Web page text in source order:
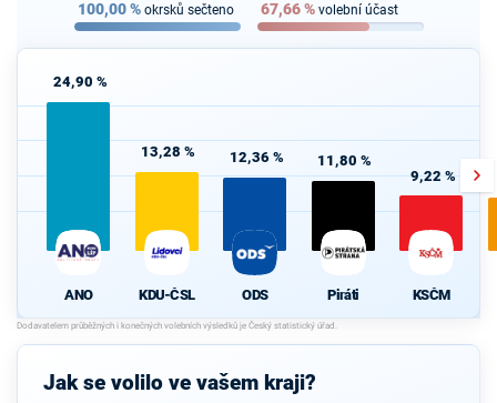
100,00% okrsků sečteno 67,66% volební účast
24,90 %
ANO
13,28 %
KDU-ČSL
12,36 %
ODS
11,80 %
Piráti
9,22 %
KSČM
Jak se volilo ve vašem kraji?